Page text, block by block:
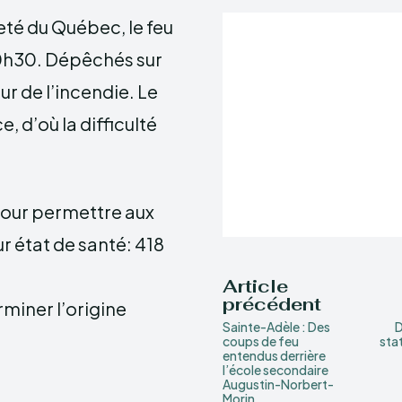
du Québec, le feu
Dépêchés sur
de l’incendie. Le
d’où la difficulté
permettre aux
état de santé: 418
l’origine
Article
précédent
Sainte-Adèle : Des
coups de feu
entendus derrière
l’école secondaire
Augustin-Norbert-
Morin